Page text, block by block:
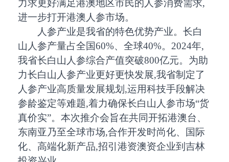
力求更好满足港澳地区市民的人参消费需求,
进一步打开港澳人参市场。
人参产业是我省的特色优势产业。长白
山人参产量占全国60%、全球40%。2024年,
我省长白山人参综合产值突破800亿元。为助
力长白山人参产业更好更快发展,我省制定了
人参产业高质量发展规划,运用科技手段解决
参龄鉴定等难题,着力确保长白山人参市场“货
真价实”。本次推介会旨在共同开拓港澳台、
东南亚乃至全球市场,合作开发时尚化、国际
化、高端化新产品,招引港资澳资企业到吉林